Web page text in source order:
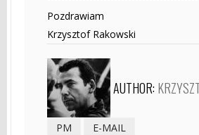
Pozdrawiam
Krzysztof Rakowski
AUTHOR:
PM E-MAIL